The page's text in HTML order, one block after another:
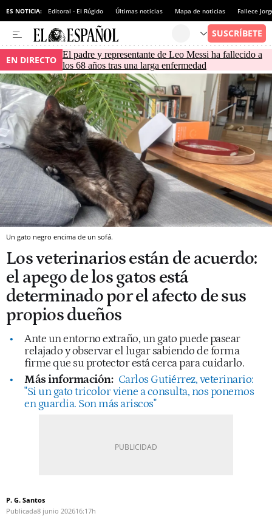
ES NOTICIA: Editoral - El Rúgido Últimas noticias Mapa de noticias Fallece
EN DIRECTO El padre y representante de Leo Messi ha fallecido a
los 68 años tras una larga enfermedad
Un gato negro encima de un sofá.
Los veterinarios están de acuerdo:
el apego de los gatos está
determinado por el afecto de sus
propios dueños
Ante un entorno extraño, un gato puede pasear
relajado y observar el lugar sabiendo de forma
firme que su protector está cerca para cuidarlo.
Más información: Carlos Gutiérrez, veterinario:
"Si un gato tricolor viene a consulta, nos ponemos
en guardia. Son más ariscos"
P. G. Santos
Publicada8 junio 202616:17h